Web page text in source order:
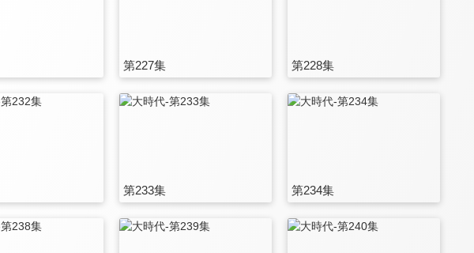
第227集 第228集
第233集 第234集